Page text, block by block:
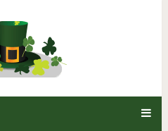
Такой ответ не